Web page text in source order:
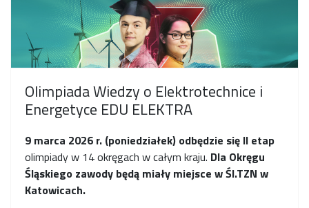
Olimpiada Wiedzy o Elektrotechnice i
Energetyce EDU ELEKTRA
9 marca 2026 r. (poniedziałek) odbędzie się II etap
olimpiady w 14 okręgach w całym kraju. Dla Okręgu
Śląskiego zawody będą miały miejsce w Śl.TZN w
Katowicach.